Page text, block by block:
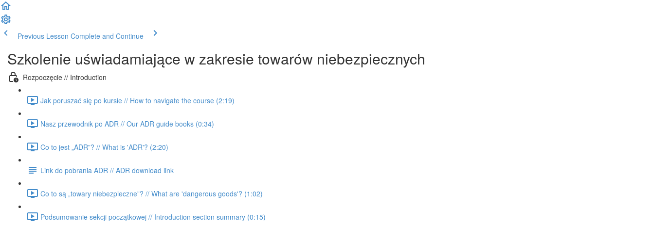
Previous Lesson Complete and Continue
Szkolenie uświadamiające w zakresie towarów niebezpiecznych
Rozpoczęcie // Introduction
Jak poruszać się po kursie // How to navigate the course (2:19)
Nasz przewodnik po ADR // Our ADR guide books (0:34)
Co to jest „ADR”? // What is 'ADR'? (2:20)
Link do pobrania ADR // ADR download link
Co to są „towary niebezpieczne”? // What are 'dangerous goods'? (1:02)
Podsumowanie sekcji początkowej // Introduction section summary (0:15)